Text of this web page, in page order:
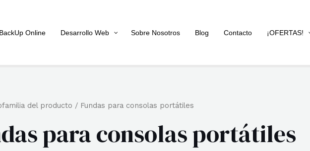
BackUp Online Desarrollo Web Sobre Nosotros Blog Contacto ¡OFERTAS!
del producto / Fundas para consolas portátiles
para consolas portátiles